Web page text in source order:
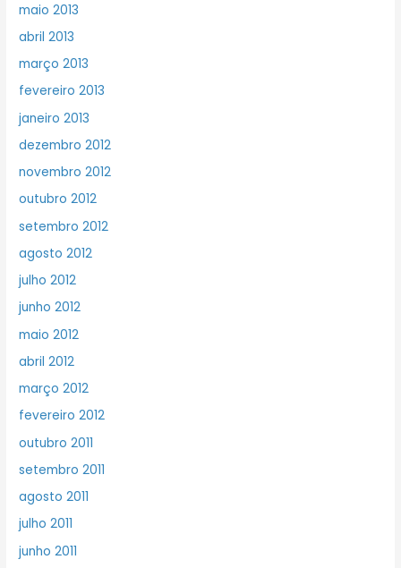
maio 2013
abril 2013
março 2013
fevereiro 2013
janeiro 2013
dezembro 2012
novembro 2012
outubro 2012
setembro 2012
agosto 2012
julho 2012
junho 2012
maio 2012
abril 2012
março 2012
fevereiro 2012
outubro 2011
setembro 2011
agosto 2011
julho 2011
junho 2011